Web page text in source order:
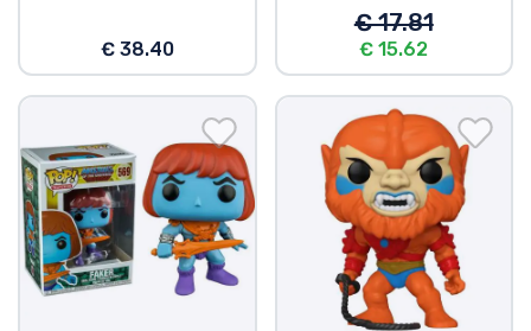
€ 38.40
€ 17.81
€ 15.62